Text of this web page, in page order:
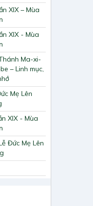
XIX – Mùa
XIX - Mùa
Ma-xi-
– Linh mục,
Mẹ Lên
XIX - Mùa
Đức Mẹ Lên